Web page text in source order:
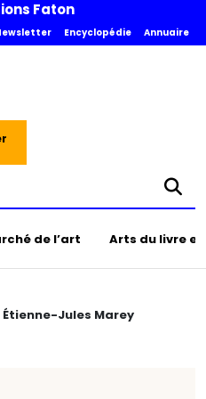
Faton
Encyclopédie Annuaire
de l’art Arts du livre
Étienne-Jules Marey